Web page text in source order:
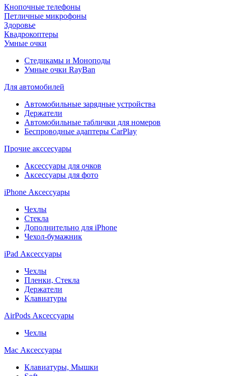
Кнопочные телефоны
Петличные микрофоны
Здоровье
Квадрокоптеры
Умные очки
Стедикамы и Моноподы
Умные очки RayBan
Для автомобилей
Автомобильные зарядные устройства
Держатели
Автомобильные таблички для номеров
Беспроводные адаптеры CarPlay
Прочие акссесуары
Аксессуары для очков
Аксессуары для фото
iPhone Аксессуары
Чехлы
Стекла
Дополнительно для iPhone
Чехол-бумажник
iPad Аксессуары
Чехлы
Пленки, Стекла
Держатели
Клавиатуры
AirPods Аксессуары
Чехлы
Mac Аксессуары
Клавиатуры, Мышки